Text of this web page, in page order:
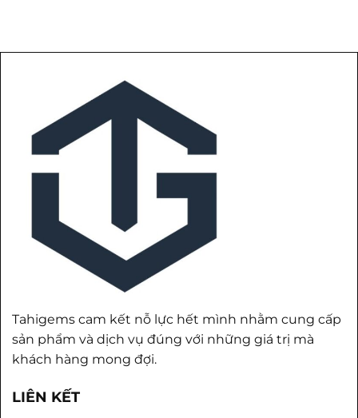
Tahigems cam kết nỗ lực hết mình nhằm cung cấp
sản phẩm và dịch vụ đúng với những giá trị mà
khách hàng mong đợi.
LIÊN KẾT